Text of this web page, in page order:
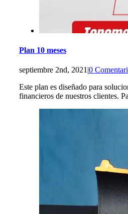
Plan 10 meses
septiembre 2nd, 2021 |0
Este plan es diseñado para
financieros de nuestros clientes.